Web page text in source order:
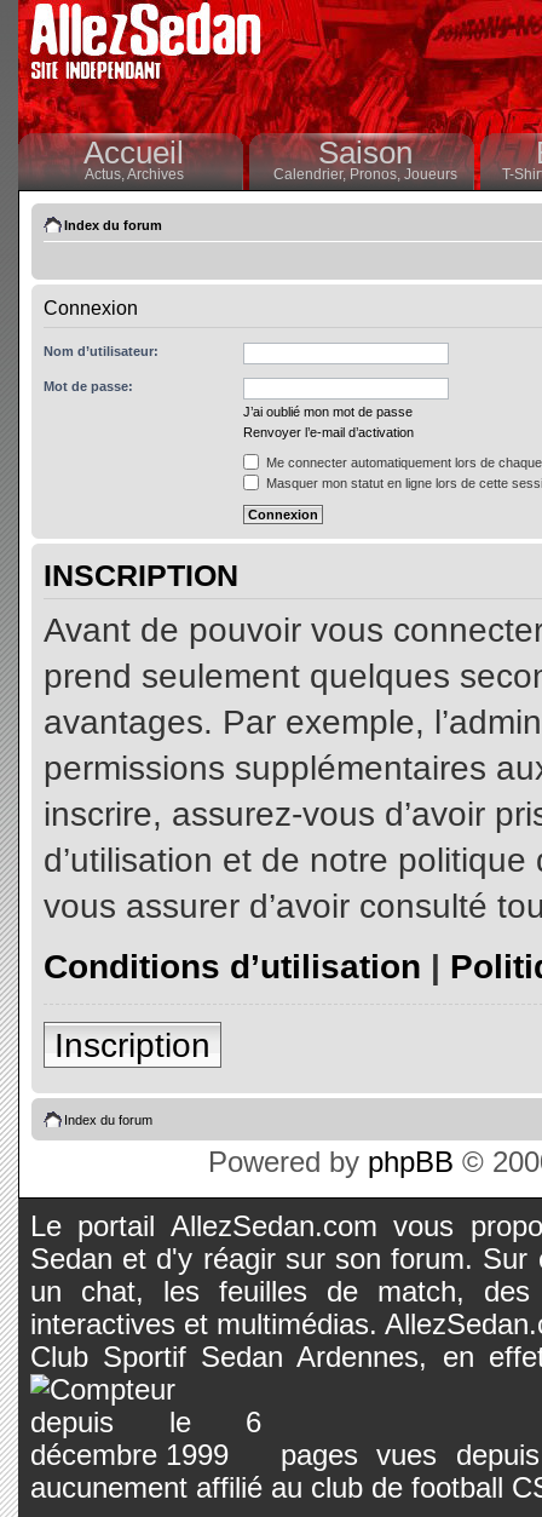
Accueil
Actus,Archives
Saison
Calendrier,Pronos, Joueurs T-
Index du forum
Connexion
Nom d’utilisateur:
Mot de passe:
J’ai oublié mon mot de passe
Renvoyer l’e-mail d’activation
Me connecter automatiquement lors de
Masquer mon statut en ligne lors de cette
INSCRIPTION
Avant de pouvoir vous
prend seulement quelques
avantages. Par exemple,
permissions supplémentaires
inscrire, assurez-vous d’avoir
d’utilisation et de notre
vous assurer d’avoir consulté
Conditions d’utilisation |
Inscription
Index du forum
Powered by phpBB ©
Le portail AllezSedan.com vous
Sedan et d'y réagir sur son forum.
un chat, les feuilles de match, des
interactives et multimédias.
Club Sportif Sedan Ardennes, en
pages vues
aucunement affilié au club de football